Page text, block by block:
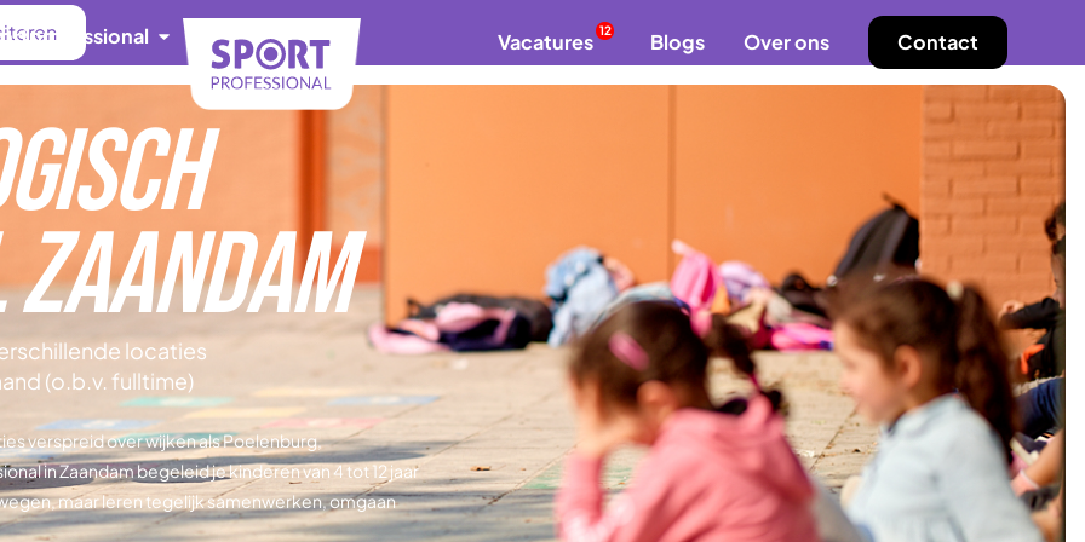
Vacatures 12 Blogs Over ons Contact
locaties
(o.b.v. fulltime)
verspreid over wijken als Poelenburg,
in Zaandam begeleid je kinderen van 4 tot 12 jaar
maar leren tegelijk samenwerken, omgaan